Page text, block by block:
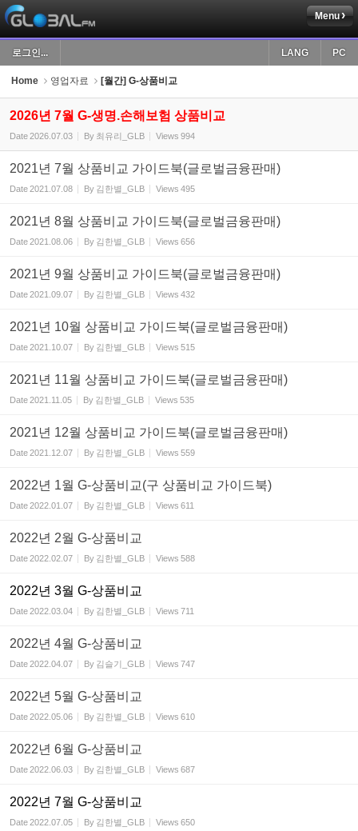
Menu
로그인... PC
LANG
Home 영업자료 [월간] G-상품비교
2026년 7월 G-생명.손해보험 상품비교
Date2026.07.03 By 최유리_GLB Views 994
2021년 7월 상품비교 가이드북(글로벌금융판매)
Date2021.07.08 By 김한별_GLB Views 495
2021년 8월 상품비교 가이드북(글로벌금융판매)
Date2021.08.06 By 김한별_GLB Views 656
2021년 9월 상품비교 가이드북(글로벌금융판매)
Date2021.09.07 By 김한별_GLB Views 432
2021년 10월 상품비교 가이드북(글로벌금융판매)
Date2021.10.07 By 김한별_GLB Views 515
2021년 11월 상품비교 가이드북(글로벌금융판매)
Date2021.11.05 By 김한별_GLB Views 535
2021년 12월 상품비교 가이드북(글로벌금융판매)
Date2021.12.07 By 김한별_GLB Views 559
2022년 1월 G-상품비교(구 상품비교 가이드북)
Date2022.01.07 By 김한별_GLB Views 611
2022년 2월 G-상품비교
Date2022.02.07 By 김한별_GLB Views 588
2022년 3월 G-상품비교
Date2022.03.04 By 김한별_GLB Views 711
2022년 4월 G-상품비교
Date2022.04.07 By 김슬기_GLB Views 747
2022년 5월 G-상품비교
Date2022.05.06 By 김한별_GLB Views 610
2022년 6월 G-상품비교
Date2022.06.03 By 김한별_GLB Views 687
2022년 7월 G-상품비교
Date2022.07.05 By 김한별_GLB Views 650
Sketchbook5, 스케치북5
Sketchbook5, 스케치북5